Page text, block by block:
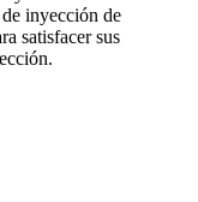
inyección de
satisfacer sus